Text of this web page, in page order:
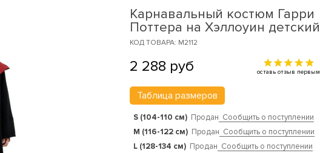
Карнавальный костюм Гарри
Поттера на Хэллоуин детский
КОД ТОВАРА: M2112
2 288 руб оставь отзыв первым
Таблица размеров
S (104-110 см) Продан Сообщить о поступлении
M (116-122 см) Продан Сообщить о поступлении
L (128-134 см) Продан Сообщить о поступлении